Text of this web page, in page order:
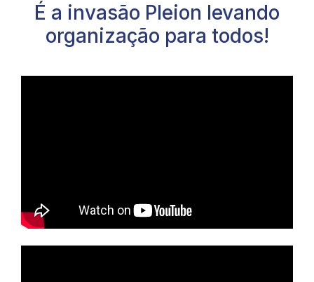
É a invasão Pleion levando
organização para todos!